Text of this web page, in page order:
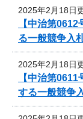
2025年2月18日
【中治第
る一般競争入
2025年2月18日
【中治第
する一般競争